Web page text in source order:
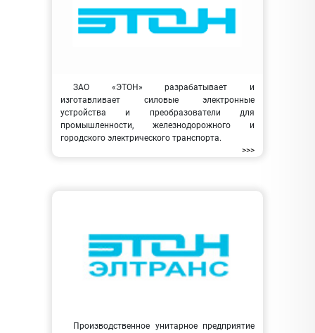
ЗАО «ЭТОН» разрабатывает и
изготавливает силовые электронные
устройства и преобразователи для
промышленности, железнодорожного и
городского электрического транспорта.
>>>
Производственное унитарное предприятие